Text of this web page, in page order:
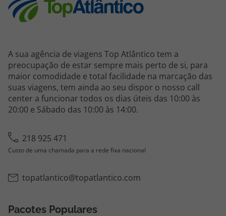
A sua agência de viagens Top Atlântico tem a
preocupação de estar sempre mais perto de si, para
maior comodidade e total facilidade na marcação das
suas viagens, tem ainda ao seu dispor o nosso call
center a funcionar todos os dias úteis das 10:00 às
20:00 e Sábado das 10:00 às 14:00.
218 925 471
Custo de uma chamada para a rede fixa nacional
topatlantico@topatlantico.com
Pacotes Populares